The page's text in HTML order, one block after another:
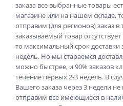
заказа все выбранные товары
магазине или на нашем складе,
отправим (для регионов) заказ в
заказываемый товар
то максимальный срок доставки
недель. Но мы стараемся
можно быстрее, и 90% заказов
течение первых 2-3 недель. В
Вашего заказа через 3 недели
отправим все имеющиеся в